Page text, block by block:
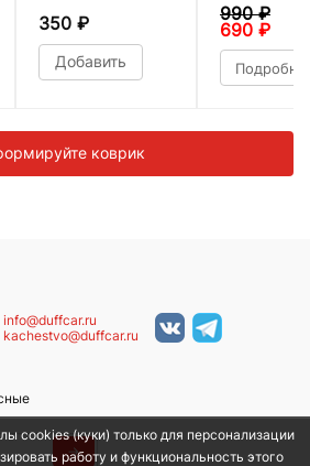
350 ₽
Добавить
990₽
690 ₽
коврик
info@duffcar.ru
kachestvo@duffcar.ru
→
cookies (куки) только для персонализации
работу и функциональность этого